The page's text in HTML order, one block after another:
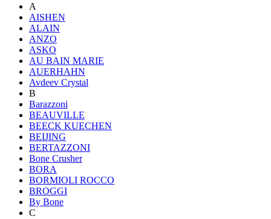
A
AISHEN
ALAIN
ANZO
ASKO
AU BAIN MARIE
AUERHAHN
Avdeev Crystal
B
Barazzoni
BEAUVILLE
BEECK KUECHEN
BEIJING
BERTAZZONI
Bone Crusher
BORA
BORMIOLI ROCCO
BROGGI
By Bone
C